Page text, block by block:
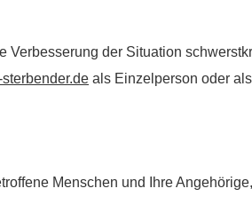
der Situation
als Einzelperson oder
Menschen und Ihre